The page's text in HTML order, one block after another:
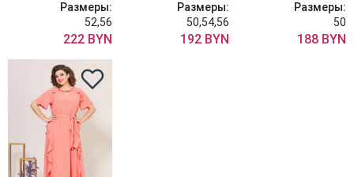
Размеры:
52,56
222 BYN
Размеры:
50,54,56
192 BYN
Размеры:
50
188 BYN